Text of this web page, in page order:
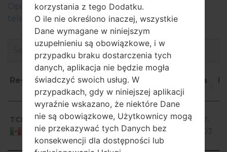
Оpis regionów oprogramowania układowego dla
telefonów LG
Region
Nazwa
pliku
OS Data
Region
Nazwa
pliku
OS Rozmiar
TCL
Mexico
V10A_00.kdz
Android
4.1-4.3
Jelly
Bean
54.51 MiB
2017-
02-03
korzystania z tego Dodatku.
O ile nie określono inaczej, wszystkie
Dane wymagane w niniejszym
uzupełnieniu są obowiązkowe, i w
przypadku braku dostarczenia tych
danych, aplikacja nie będzie mogła
świadczyć swoich usług. W
przypadkach, gdy w niniejszej aplikacji
wyraźnie wskazano, że niektóre Dane
nie są obowiązkowe, Użytkownicy mogą
nie przekazywać tych Danych bez
konsekwencji dla dostępności lub